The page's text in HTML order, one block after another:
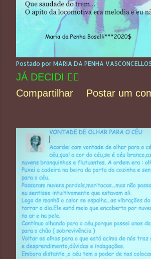
Postado por MARIA DA PENHA
JÁ DECIDI 😵‍💫
Compartilhar
Postar um